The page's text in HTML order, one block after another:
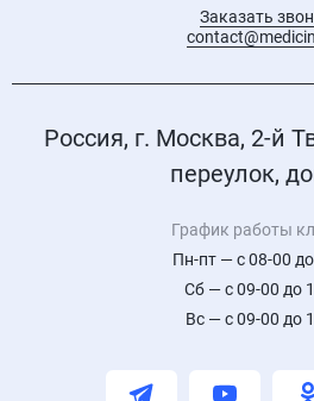
Заказать
Россия, г. Москва, 2-й
переулок,
График работы
Пн-пт — с 08-00
Сб — с 09-00 до
Вс — с 09-00 до